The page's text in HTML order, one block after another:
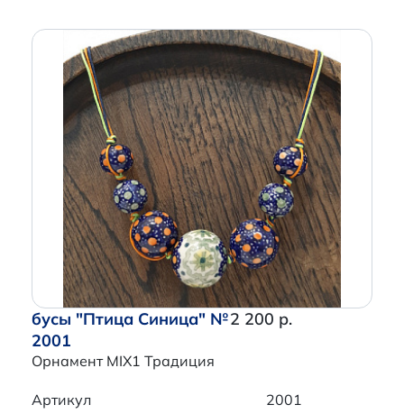
бусы "Птица Синица" №
2001
Орнамент MIX1 Традиция
2 200 р.
Артикул
2001